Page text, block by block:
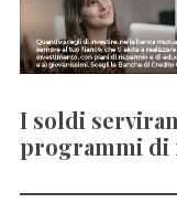
I soldi
programmi di